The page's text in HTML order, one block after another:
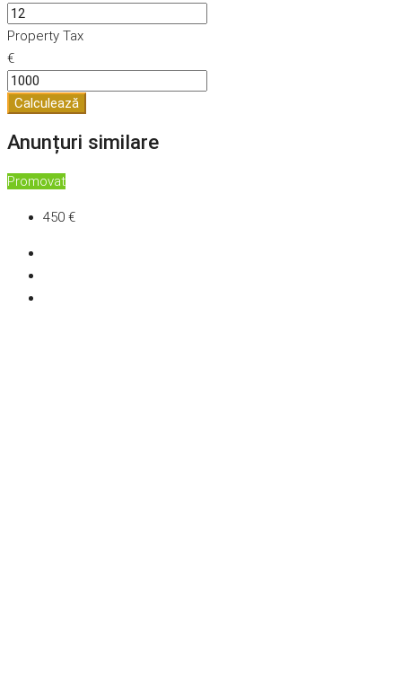
Property Tax
€
Calculează
Anunțuri similare
Promovat
450 €